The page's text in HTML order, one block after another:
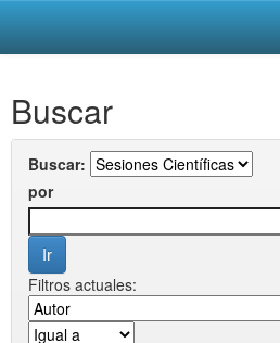
navigation
Buscar
Buscar:
por
Filtros actuales: